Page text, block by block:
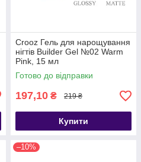
Crooz Гель для нарощування
нігтів Builder Gel №02 Warm
Pink, 15 мл
Готово до відправки
197,10 ₴ 219 ₴
Купити
–10%